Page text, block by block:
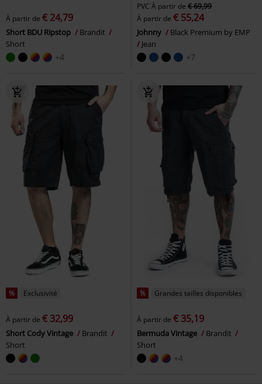
À partir de € 24,79
Short BDU Ripstop
Brandit
Short
+4
PVC À partir de € 69,99
À partir de € 55,24
Johnny
Black Premium by EMP
Jean
+7
% Exclusivité
À partir de € 32,99
Short Cody Vintage
Brandit
Short
% Grandes tailles disponibles
À partir de € 35,19
Bermuda Vintage
Brandit
Short
+4